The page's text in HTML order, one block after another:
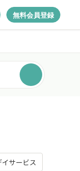
無料会員登録
サービス